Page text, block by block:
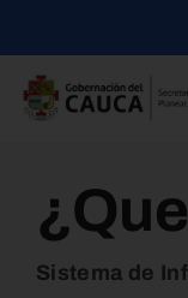
to
content
Sistema de